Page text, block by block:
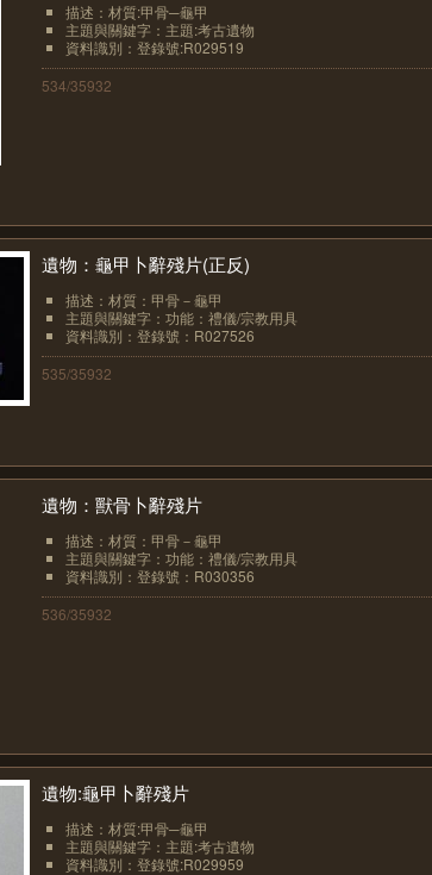
描述：材質:甲骨─龜甲
主題與關鍵字：主題:考古遺物
資料識別：登錄號:R029519
534/35932
遺物：龜甲卜辭殘片(正反)
描述：材質：甲骨－龜甲
主題與關鍵字：功能：禮儀/宗教用具
資料識別：登錄號：R027526
535/35932
遺物：獸骨卜辭殘片
描述：材質：甲骨－龜甲
主題與關鍵字：功能：禮儀/宗教用具
資料識別：登錄號：R030356
536/35932
遺物:龜甲卜辭殘片
描述：材質:甲骨─龜甲
主題與關鍵字：主題:考古遺物
資料識別：登錄號:R029959